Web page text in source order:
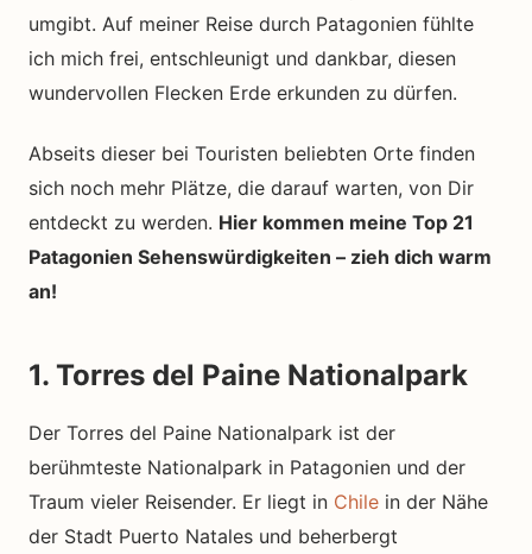
umgibt. Auf meiner Reise durch Patagonien fühlte
ich mich frei, entschleunigt und dankbar, diesen
wundervollen Flecken Erde erkunden zu dürfen.
Abseits dieser bei Touristen beliebten Orte finden
sich noch mehr Plätze, die darauf warten, von Dir
entdeckt zu werden. Hier kommen meine Top 21
Patagonien Sehenswürdigkeiten – zieh dich warm
an!
1. Torres del Paine Nationalpark
Der Torres del Paine Nationalpark ist der
berühmteste Nationalpark in Patagonien und der
Traum vieler Reisender. Er liegt in Chile in der Nähe
der Stadt Puerto Natales und beherbergt